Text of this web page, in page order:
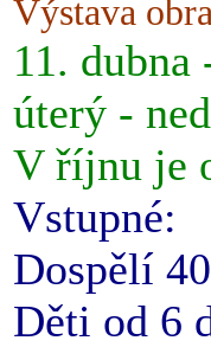
Výstava
11. dubna
úterý -
V říjnu je
Vstupné:
Dospělí
Děti od 6